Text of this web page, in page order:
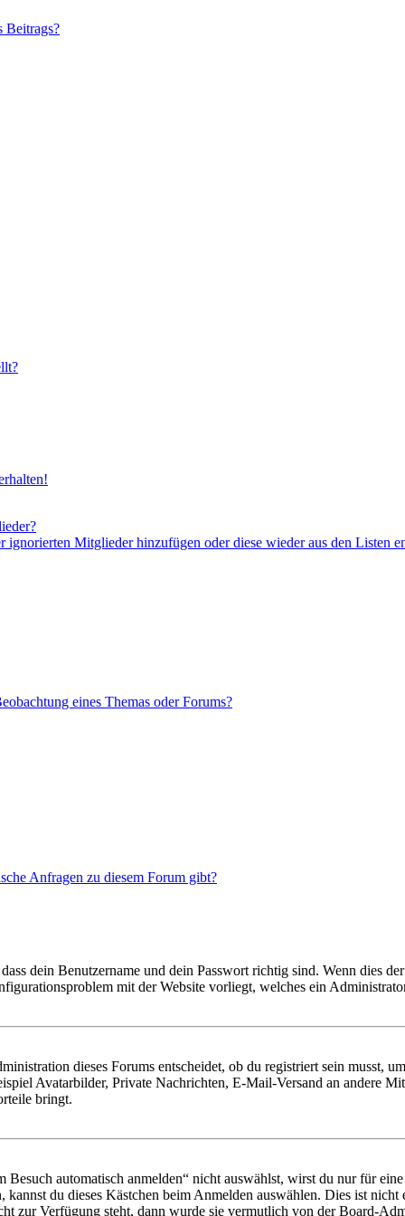
Beitrags?
Mitglieder hinzufügen oder diese wieder aus den Listen
eines Themas oder Forums?
Anfragen zu diesem Forum gibt?
dein Benutzername und dein Passwort richtig sind. Wenn dies
mit der Website vorliegt, welches ein
dieses Forums entscheidet, ob du registriert sein musst,
Avatarbilder, Private Nachrichten, E-Mail-Versand an andere
bringt.
automatisch anmelden“ nicht auswählst, wirst du nur für
du dieses Kästchen beim Anmelden auswählen. Dies ist
zur Verfügung steht, dann wurde sie vermutlich von der Board-